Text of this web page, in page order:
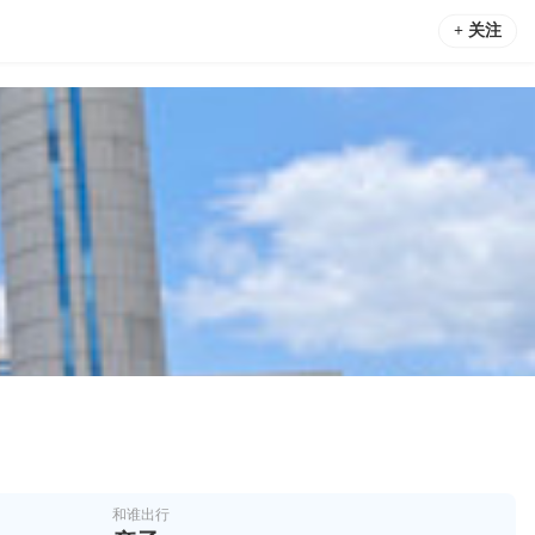
+ 关注
和谁出行